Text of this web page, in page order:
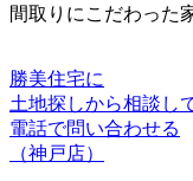
間取りにこだわった
勝美住宅に
土地探しから相談し
電話で問い合わせる
（神戸店）